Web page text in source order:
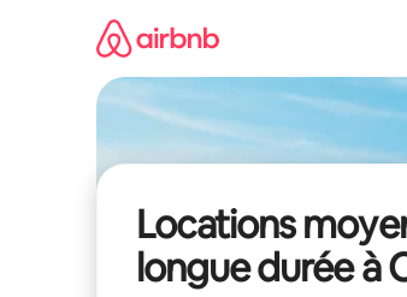
Locations
longue durée à